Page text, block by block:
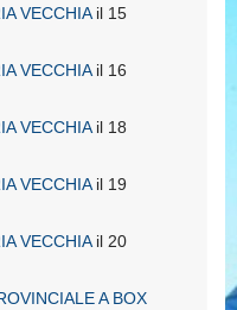
VECCHIAil 15
VECCHIAil 16
VECCHIAil 18
VECCHIAil 19
VECCHIAil 20
A BOX